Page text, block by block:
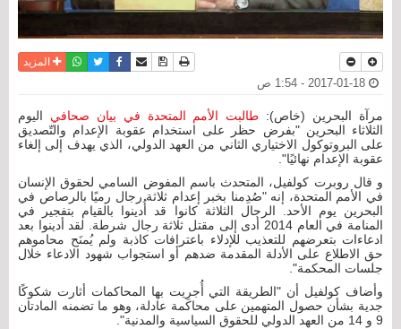
نسخة للطباعة
حفظ الموضوع
أرسل الى صديق
فيسبوكتويترواتسابالمزيد
مرآة البحرين (خاص): طالبت الأمم المتحدة في بيان صحافي اليوم
الثلاثاء البحرين "بفرض حظر على استخدام عقوبة الإعدام والتّصديق
على البروتوكول الاختياري الثاني من العهد الدولي، الذي يهدف إلى إلغاء
عقوبة الإعدام نهائيًا".
و قال روبرت كولفيل، المتحدث باسم المفوض السامي لحقوق الإنسان
في الأمم المتحدة، إنه "صُدِمنا بخبر إعدام ثلاثة رجال رميًا بالرصاص في
البحرين يوم الأحد. الرجال الثلاثة كانوا قد أُدينوا بالقيام بتفجير في
المنامة في العام 2014 أدى إلى مقتل ثلاثة رجال شرطة. لقد أدينوا بعد
ادعاءات بتعرضهم للتعذيب للإدلاء باعترافات كاذبة ولم يُمنَح محاموهم
حق الاطلاع على الأدلة المقدمة ضدهم أو استجواب شهود الادعاء خلال
جلسات المحكمة".
وأضاف كولفيل أن "الطريقة التي أُجرِيت بها المحاكمات أثارت شكوكًا
جدية بشأن حصول المتهمين على محاكمة عادلة، وهو ما تضمنه المادتان
9 و 14 من العهد الدولي للحقوق السياسية والمدنية".